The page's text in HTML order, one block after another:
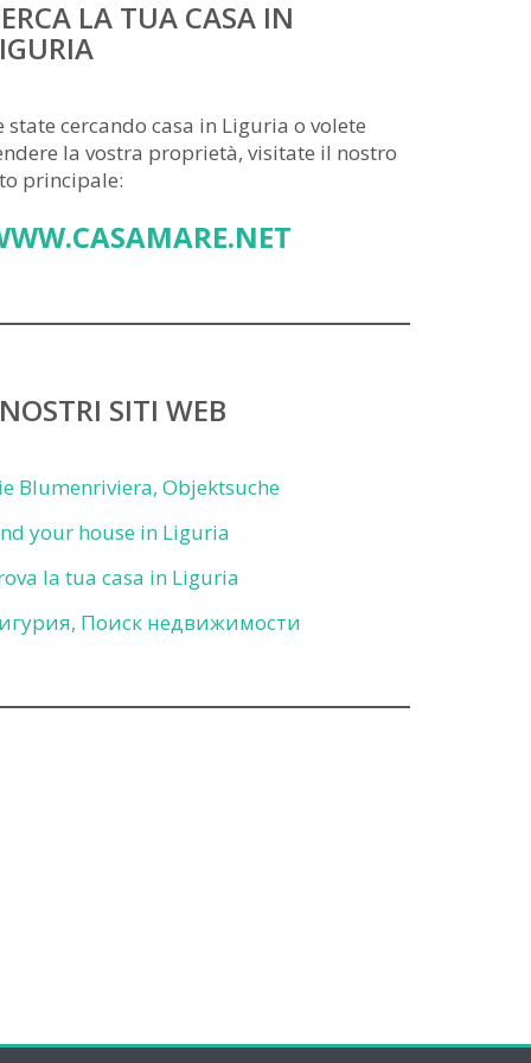
LA TUA CASA IN
state cercando casa in Liguria o volete
la vostra proprietà, visitate il nostro
principale:
SITI WEB
Blumenriviera, Objektsuche
your house in Liguria
la tua casa in Liguria
Поиск недвижимости